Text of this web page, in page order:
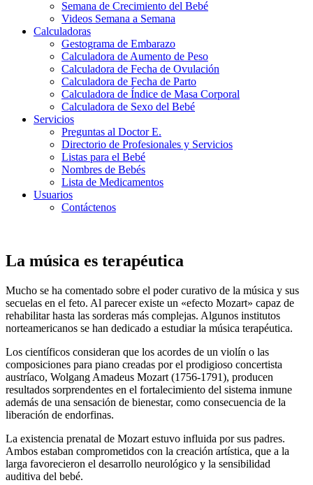
Semana de Crecimiento del Bebé
Videos Semana a Semana
Calculadoras
Gestograma de Embarazo
Calculadora de Aumento de Peso
Calculadora de Fecha de Ovulación
Calculadora de Fecha de Parto
Calculadora de Índice de Masa Corporal
Calculadora de Sexo del Bebé
Servicios
Preguntas al Doctor E.
Directorio de Profesionales y Servicios
Listas para el Bebé
Nombres de Bebés
Lista de Medicamentos
Usuarios
Contáctenos
La música es terapéutica
Mucho se ha comentado sobre el poder curativo de la música y sus
secuelas en el feto. Al parecer existe un «efecto Mozart» capaz de
rehabilitar hasta las sorderas más complejas. Algunos institutos
norteamericanos se han dedicado a estudiar la música terapéutica.
Los científicos consideran que los acordes de un violín o las
composiciones para piano creadas por el prodigioso concertista
austríaco, Wolgang Amadeus Mozart (1756-1791), producen
resultados sorprendentes en el fortalecimiento del sistema inmune
además de una sensación de bienestar, como consecuencia de la
liberación de endorfinas.
La existencia prenatal de Mozart estuvo influida por sus padres.
Ambos estaban comprometidos con la creación artística, que a la
larga favorecieron el desarrollo neurológico y la sensibilidad
auditiva del bebé.